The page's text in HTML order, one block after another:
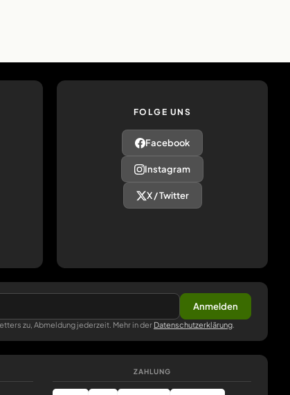
FOLGE UNS
Facebook
Instagram
X / Twitter
Anmelden
zu, Abmeldung jederzeit. Mehr in der Datenschutzerklärung
ZAHLUNG